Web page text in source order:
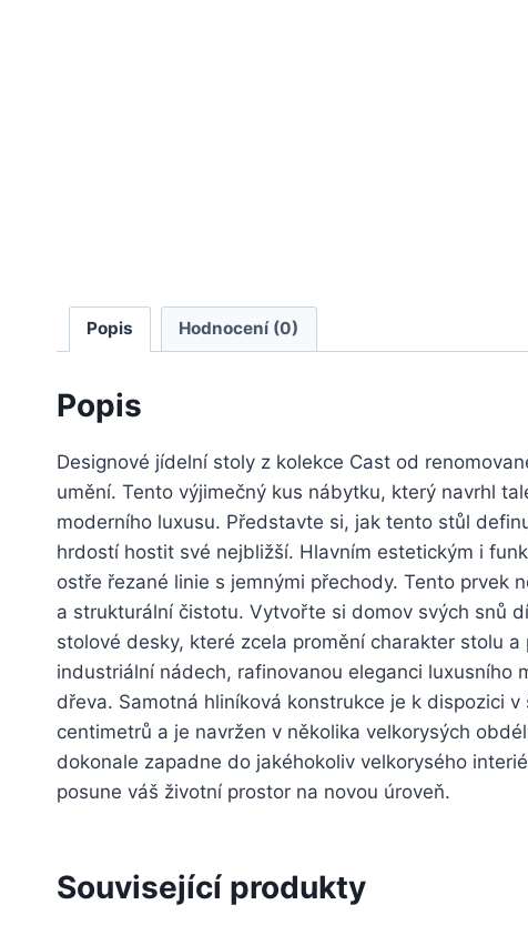
Popis Hodnocení (0)
Popis
Designové jídelní stoly z kolekce Cast od
umění. Tento výjimečný kus nábytku, který navrhl
moderního luxusu. Představte si, jak tento stůl
hrdostí hostit své nejbližší. Hlavním estetickým i
ostře řezané linie s jemnými přechody. Tento prvek
a strukturální čistotu. Vytvořte si domov svých snů
stolové desky, které zcela promění charakter stolu
industriální nádech, rafinovanou eleganci luxusního
dřeva. Samotná hliníková konstrukce je k dispozici
centimetrů a je navržen v několika velkorysých
dokonale zapadne do jakéhokoliv velkorysého
posune váš životní prostor na novou úroveň.
Související produkty